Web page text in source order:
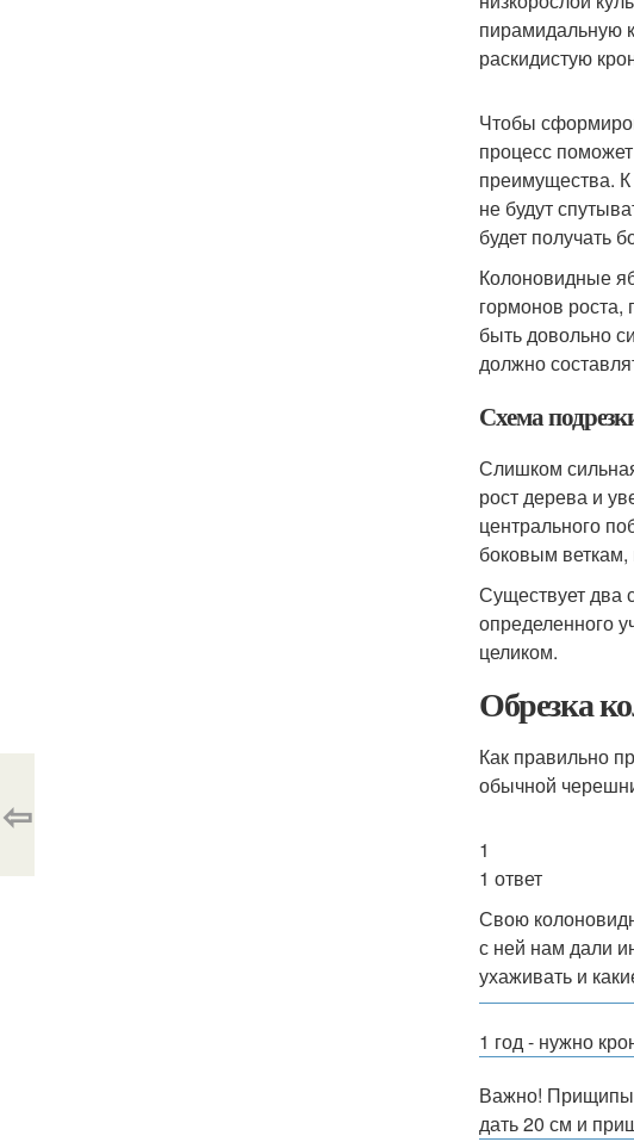
пирамидальную
раскидистую
Чтобы
процесс
преимущества. К
не будут
будет получать
Колоновидные
гормонов роста,
быть довольно
должно
Схема
Слишком
рост дерева и
центрального
боковым веткам,
Существует два
определенного
целиком.
Обрезка
Как правильно
обычной
1
1 ответ
Свою
с ней нам дали
ухаживать и
1 год - нужно
Важно!
дать 20 см и
⇦